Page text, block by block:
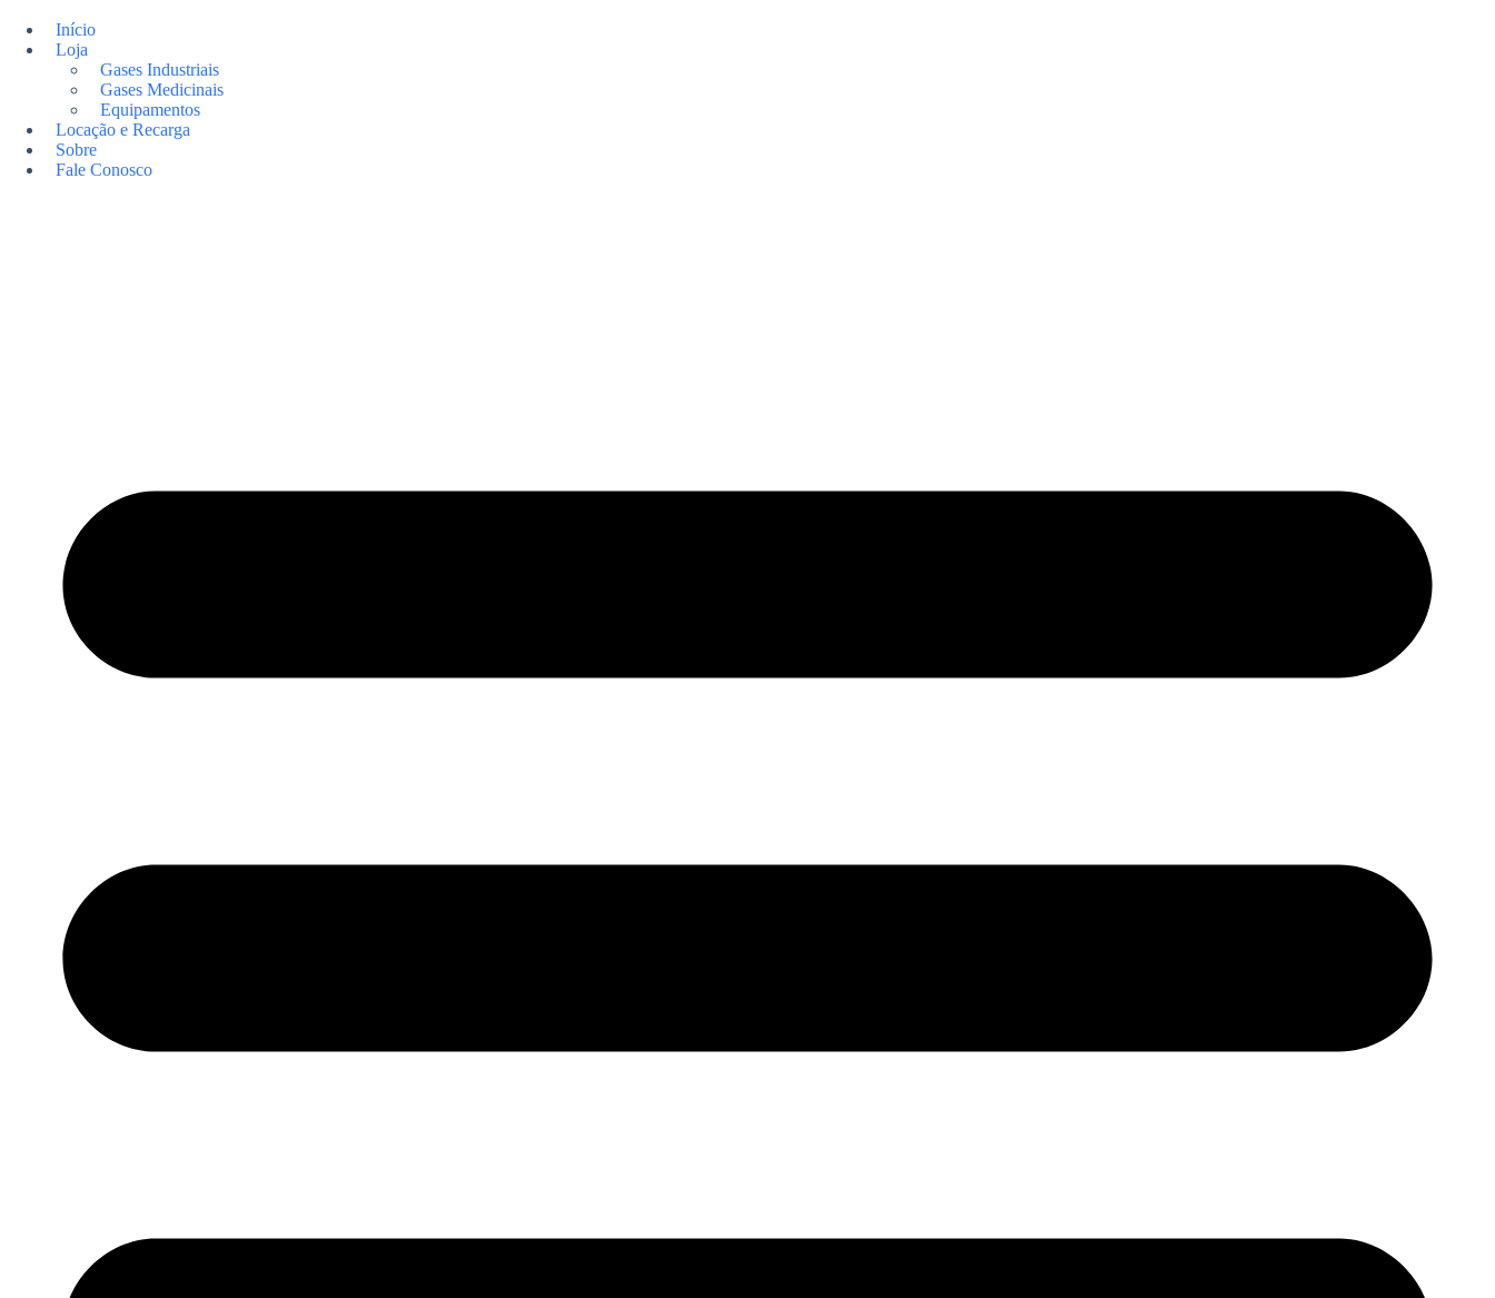
para
Início
Loja
Gases Industriais
Gases Medicinais
Equipamentos
Locação e Recarga
Sobre
Fale Conosco